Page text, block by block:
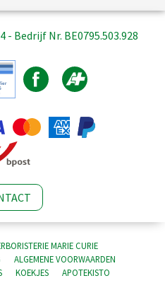
- Bedrijf Nr. BE0795.503.928
MARIE CURIE
ALGEMENE VOORWAARDEN
KOEKJES APOTEKISTO